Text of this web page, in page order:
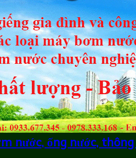
nước, ống nước,